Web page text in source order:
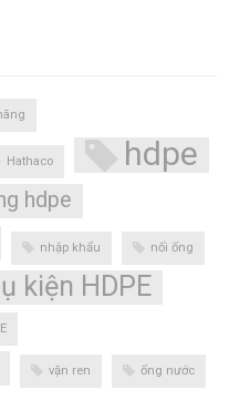
Hathaco hdpe
hdpe
nhập khẩu nối ống
kiện HDPE
vặn ren ống nước